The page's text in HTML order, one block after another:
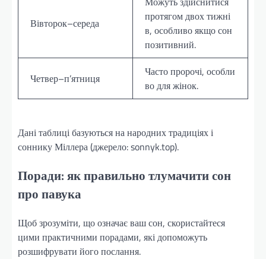
Вівторок–середа
протягом двох тижні
в, особливо якщо сон
позитивний.
Четвер–п’ятниця
Часто пророчі, особли
во для жінок.
Дані таблиці базуються на народних традиціях і
соннику Міллера (джерело: sonnyk.top).
Поради: як правильно тлумачити сон
про павука
Щоб зрозуміти, що означає ваш сон, скористайтеся
цими практичними порадами, які допоможуть
розшифрувати його послання.